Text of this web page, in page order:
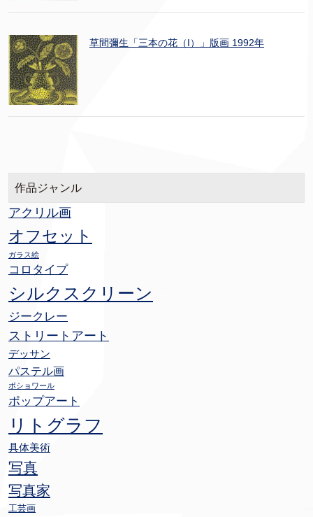
草間彌生「三本の花（I）」版画 1992年
作品ジャンル
アクリル画
オフセット
ガラス絵
コロタイプ
シルクスクリーン
ジークレー
ストリートアート
デッサン
パステル画
ポショワール
ポップアート
リトグラフ
具体美術
写真
写真家
工芸画